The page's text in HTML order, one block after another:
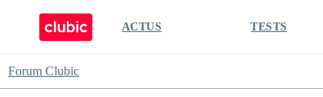
ACTUS TESTS
Forum Clubic